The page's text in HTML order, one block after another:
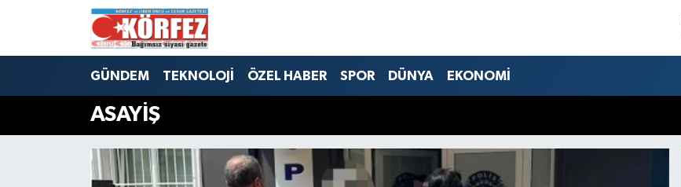
GÜNDEM TEKNOLOJİ ÖZEL HABER SPOR DÜNYA EKONOMİ
ASAYİŞ
Hava Durumu
Trafik Durumu
Süper Lig Puan Durumu ve Fikstür
Tüm Manşetler